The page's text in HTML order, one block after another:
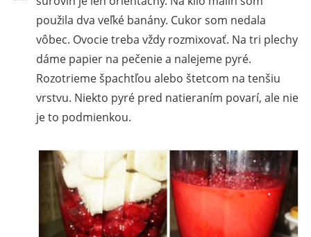
použila dva veľké banány. Cukor som nedala
vôbec. Ovocie treba vždy rozmixovať. Na tri plechy
dáme papier na pečenie a nalejeme pyré.
Rozotrieme špachtľou alebo štetcom na tenšiu
vrstvu. Niekto pyré pred natieraním povarí, ale nie
je to podmienkou.